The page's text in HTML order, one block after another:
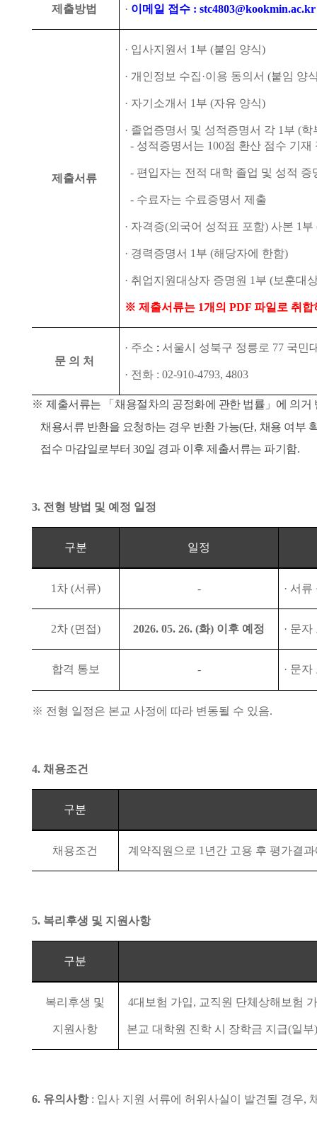
제출방법 · 이메일 접수 : stc4803@kookmin.ac.kr
제출서류
· 입사지원서 1 부 (붙임 양식)
· 개인정보 수집 ·이용 동의서 (붙임 양
· 자기소개서 1 부 (자유 양식)
· 졸업증명서 및 성적증명서 각 1 부 (학
- 성적증명서는 100점 환산 점수 기재
- 편입자는 전적 대학 졸업 및 성적 증
- 수료자는 수료증명서 제출
· 자격증(외국어 성적표 포함) 사본 1 부
· 경력증명서 1 부 (해당자에 한함)
· 취업지원대상자 증명원 1 부 (보훈대
※ 제출서류는 1개의 PDF 파일로 취합
문 의 처
· 주소 : 서울시 성북구 정릉로 77 국민
· 전화 : 02-910-4793, 4803
※ 제출서류는 「 채용절차의 공정화에 관한 법률 」 에 의거
채용서류 반환을 요청하는 경우 반환 가능(단, 채용 여부
접수 마감일로부터 30일 경과 이후 제출서류는 파기함.
3. 전형 방법 및 예정 일정
구분 일정
1 차 (서류) - · 서류
2차 (면접) 2026. 05. 26. (화) 이후 예정 · 문자
합격 통보 - · 문자
※ 전형 일정은 본교 사정에 따라 변동될 수 있음.
4. 채용조건
구분
채용조건 계약직원으로 1 년간 고용 후 평가결
5. 복리후생 및 지원사항
구분
복리후생 및
지원사항
4대보험 가입, 교직원 단체상해보험
본교 대학원 진학 시 장학금 지급(일부
6. 유의사항: 입사 지원 서류에 허위사실이 발견될 경우,